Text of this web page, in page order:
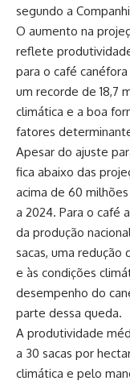
segundo a
O aumento na
reflete
para o café
um recorde de 18,7
climática e a boa
fatores
Apesar do ajuste
fica abaixo das
acima de 60
a 2024. Para o café
da produção
sacas, uma
e às condições
desempenho do
parte dessa queda.
A produtividade
a 30 sacas por
climática e pelo